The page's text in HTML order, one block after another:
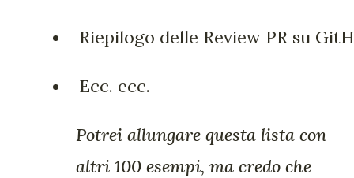
Riepilogo delle Review PR su
Ecc. ecc.
Potrei allungare questa lista con
altri 100 esempi, ma credo che